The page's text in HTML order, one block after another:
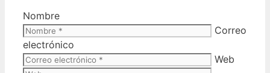
Nombre
Correo
electrónico
Web